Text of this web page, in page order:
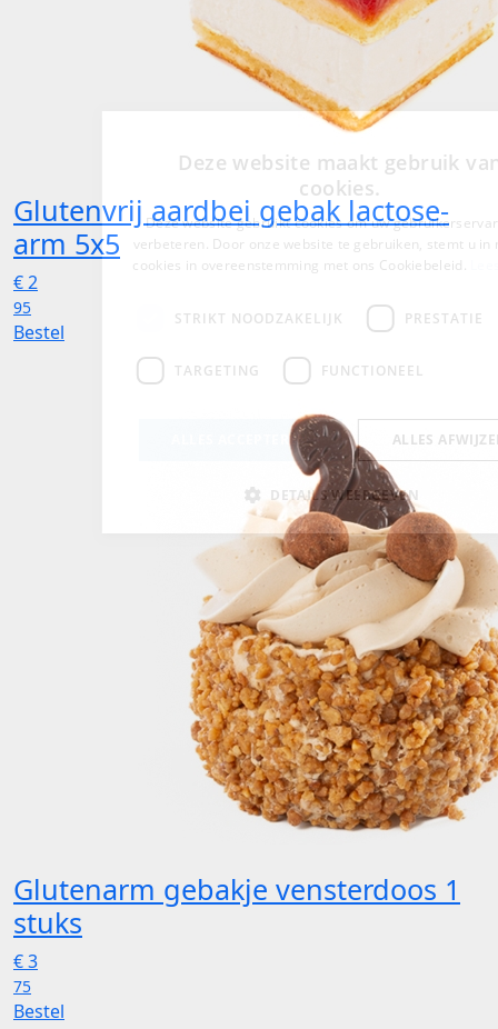
Glutenvrij aardbei gebak lactose-
arm 5x5
€2
95
Bestel
Glutenarm gebakje vensterdoos 1
stuks
€3
75
Bestel